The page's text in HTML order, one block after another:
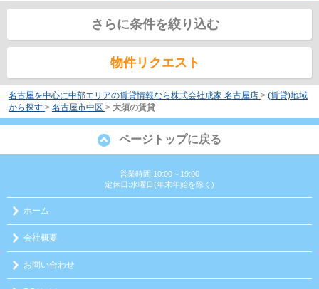
さらに条件を絞り込む
物件リクエスト
名古屋を中心に中部エリアの賃貸情報なら株式会社成家 名古屋店 > (賃貸)地域
から探す > 名古屋市中区 > 大須の賃貸
ページトップに戻る
営業時間:10:00～19:00
定休日:水曜日(年末年始を除く)
ホーム
会社概要
お問い合わせ